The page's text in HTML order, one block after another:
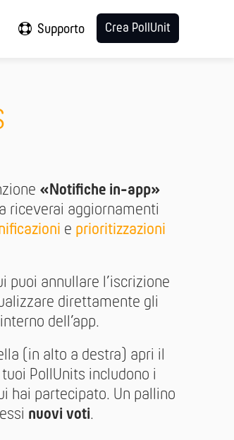
Supporto Crea PollUnit
«Notifiche in-app»
riceverai aggiornamenti
e prioritizzazioni
annullare l’iscrizione
direttamente gli
dell’app.
(in alto a destra) apri il
PollUnits includono i
hai partecipato. Un pallino
nuovi voti.